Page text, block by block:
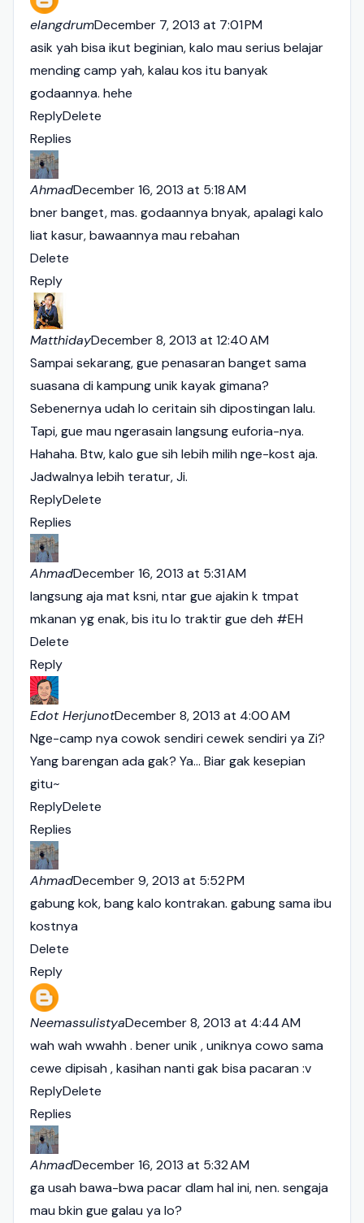
elangdrumDecember 7, 2013 at 7:01 PM
asik yah bisa ikut beginian, kalo mau serius belajar
mending camp yah, kalau kos itu banyak
godaannya. hehe
ReplyDelete
Replies
AhmadDecember 16, 2013 at 5:18 AM
bner banget, mas. godaannya bnyak, apalagi kalo
liat kasur, bawaannya mau rebahan
Delete
Reply
MatthidayDecember 8, 2013 at 12:40 AM
Sampai sekarang, gue penasaran banget sama
suasana di kampung unik kayak gimana?
Sebenernya udah lo ceritain sih dipostingan lalu.
Tapi, gue mau ngerasain langsung euforia-nya.
Hahaha. Btw, kalo gue sih lebih milih nge-kost aja.
Jadwalnya lebih teratur, Ji.
ReplyDelete
Replies
AhmadDecember 16, 2013 at 5:31 AM
langsung aja mat ksni, ntar gue ajakin k tmpat
mkanan yg enak, bis itu lo traktir gue deh #EH
Delete
Reply
Edot HerjunotDecember 8, 2013 at 4:00 AM
Nge-camp nya cowok sendiri cewek sendiri ya Zi?
Yang barengan ada gak? Ya... Biar gak kesepian
gitu~
ReplyDelete
Replies
AhmadDecember 9, 2013 at 5:52 PM
gabung kok, bang kalo kontrakan. gabung sama ibu
kostnya
Delete
Reply
NeemassulistyaDecember 8, 2013 at 4:44 AM
wah wah wwahh . bener unik , uniknya cowo sama
cewe dipisah , kasihan nanti gak bisa pacaran :v
ReplyDelete
Replies
AhmadDecember 16, 2013 at 5:32 AM
ga usah bawa-bwa pacar dlam hal ini, nen. sengaja
mau bkin gue galau ya lo?